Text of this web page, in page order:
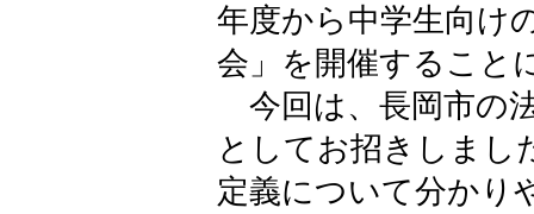
年度から中学生向け
会」を開催すること
今回は、長岡市の
としてお招きしまし
定義について分かり